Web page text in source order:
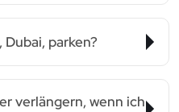
Dubai, parken?
verlängern, wenn ich